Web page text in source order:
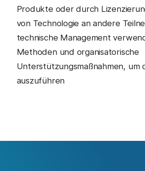
Produkte oder durch
von Technologie an andere
technische Management
Methoden und organisatorische
Unterstützungsmaßnahmen, um
auszuführen